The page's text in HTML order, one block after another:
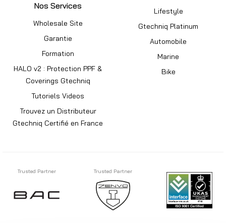
Nos Services
Wholesale Site
Garantie
Formation
HALO v2 : Protection PPF &
Coverings Gtechniq
Tutoriels Videos
Trouvez un Distributeur
Gtechniq Certifié en France
Lifestyle
Gtechniq Platinum
Automobile
Marine
Bike
Trusted Partner Trusted Partner